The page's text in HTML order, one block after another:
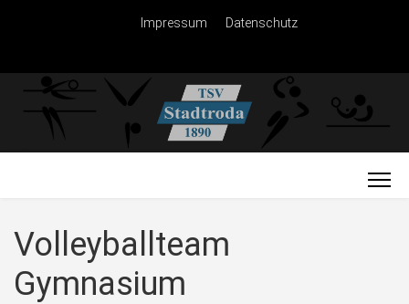
Impressum Datenschutz
Volleyballteam
Gymnasium